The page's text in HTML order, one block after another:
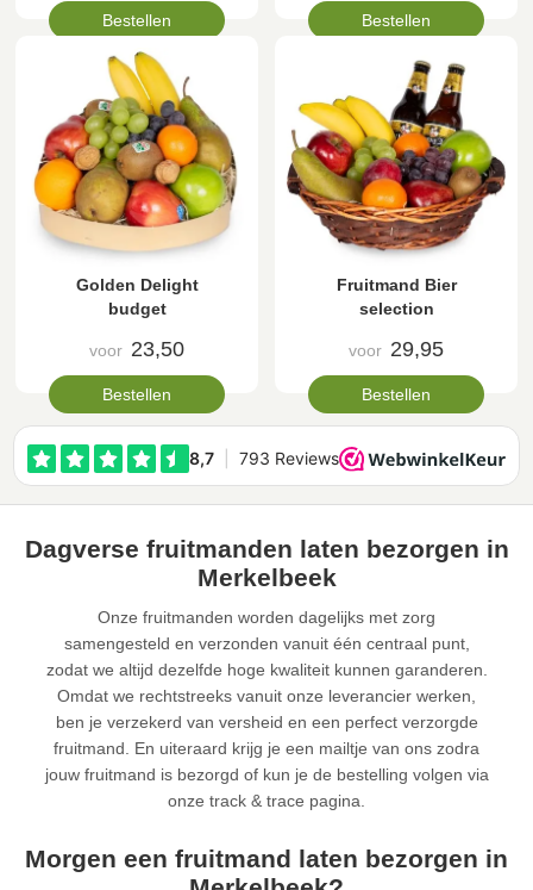
Bestellen Bestellen
Golden Delight
budget
voor 23,50
Bestellen
Fruitmand Bier
selection
voor 29,95
Bestellen
Dagverse fruitmanden laten bezorgen in
Merkelbeek
Onze fruitmanden worden dagelijks met zorg
samengesteld en verzonden vanuit één centraal punt,
zodat we altijd dezelfde hoge kwaliteit kunnen garanderen.
Omdat we rechtstreeks vanuit onze leverancier werken,
ben je verzekerd van versheid en een perfect verzorgde
fruitmand. En uiteraard krijg je een mailtje van ons zodra
jouw fruitmand is bezorgd of kun je de bestelling volgen via
onze track & trace pagina.
Morgen een fruitmand laten bezorgen in